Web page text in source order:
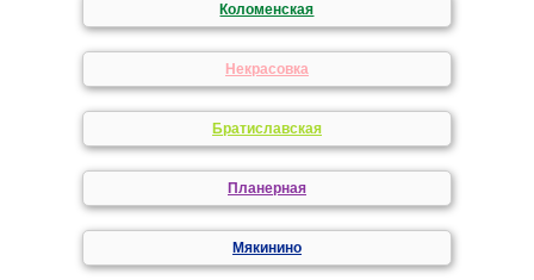
Коломенская
Некрасовка
Братиславская
Планерная
Мякинино